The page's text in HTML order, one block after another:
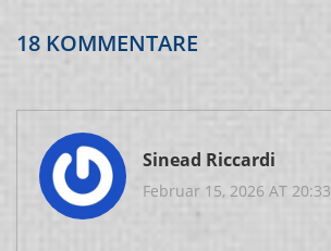
18 KOMMENTARE
Sinead Riccardi
Februar 15, 2026 AT 20:33